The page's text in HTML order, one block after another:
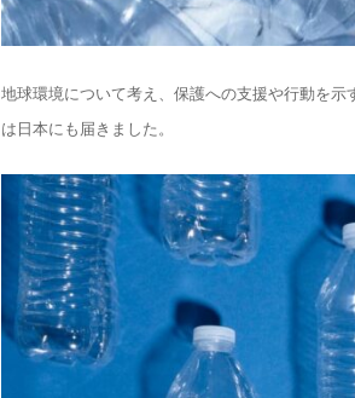
地球環境について考え、保護への支援や行動を
は日本にも届きました。